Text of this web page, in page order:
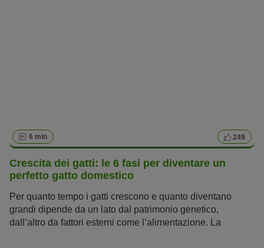
6 min 249
Crescita dei gatti: le 6 fasi per diventare un
perfetto gatto domestico
Per quanto tempo i gatti crescono e quanto diventano
grandi dipende da un lato dal patrimonio genetico,
dall’altro da fattori esterni come l’alimentazione. La